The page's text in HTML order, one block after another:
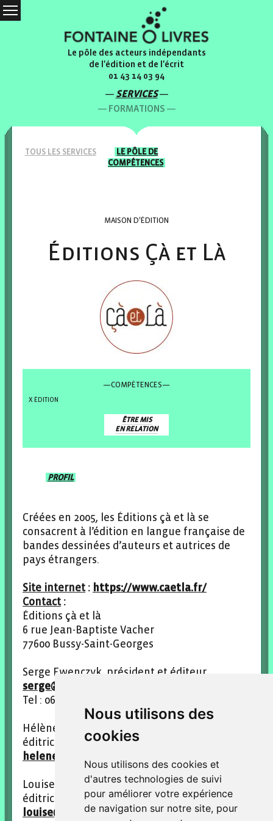
Nous utilisons des
cookies
Nous utilisons des cookies et
d'autres technologies de suivi
pour améliorer votre expérience
de navigation sur notre site, pour
Le pôle des acteurs indépendants
de l'édition et de l'écrit
01 43 14 03 94
SERVICES
FORMATIONS
TOUS LES SERVICES LE PÔLEDE
COMPÉTENCES
MAISON D'ÉDITION
Éditions Çà et Là
—COMPÉTENCES—
ÉDITION
ÊTRE MIS
EN RELATION
PROFIL
Créées en 2005, les Éditions çà et là se
consacrent à l’édition en langue française de
bandes dessinées d’auteurs et autrices de
pays étrangers.
Site internet: https://www.caetla.fr/
Contact:
Éditions çà et là
6 rue Jean-Baptiste Vacher
77600 Bussy-Saint-Georges
Serge Ewenczyk, président et éditeur
serge@caetla.fr
Tel : 06 14 83 60 42
Hélène Duhamel, direction artistique et
éditrice
helene@caetla.fr
Louise Fourreau, relations librairies et
éditrice
louise@caetla.fr